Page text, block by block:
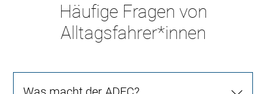
Häufige Fragen von
Alltagsfahrer*innen